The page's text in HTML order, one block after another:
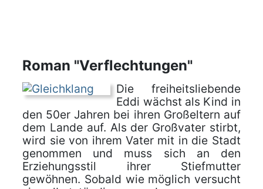
Roman "Verflechtungen"
Die freiheitsliebende
Eddi wächst als Kind in
den 50er Jahren bei ihren Großeltern auf
dem Lande auf. Als der Großvater stirbt,
wird sie von ihrem Vater mit in die Stadt
genommen und muss sich an den
Erziehungsstil ihrer Stiefmutter
gewöhnen. Sobald wie möglich versucht